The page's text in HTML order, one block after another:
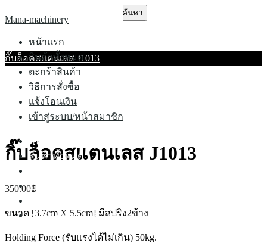
to
Mana-machinery
หน้าแรก
สินค้าทั้งหมด
ตะกร้าสินค้า
วิธีการสั่งซื้อ
แจ้งโอนเงิน
เข้าสู่ระบบ/หน้าสมาชิก
หน้าแรก
สินค้าทั้งหมด
วิธีการสั่งซื้อ
เข้าสู่ระบบ/หน้าสมาชิก
สำหรับ:
กิ๊บล็อคสแตนเลส J1013
กิ๊บล็อคสแตนเลส J1013
350.00฿
ขนาด [3.7cm X 5.5cm] มีสปริง2ข้าง
Holding Force (รับแรงได้ไม่เกิน) 50kg.